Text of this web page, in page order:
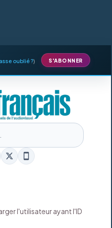
oublié ?) S'ABONNER
l'utilisateur ayant l'ID